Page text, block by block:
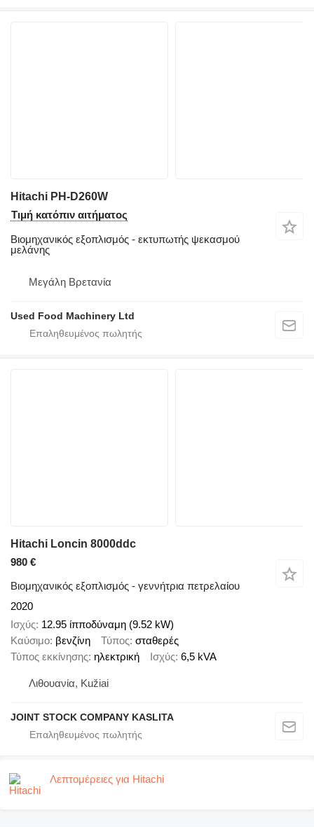
Hitachi PH-D260W
Τιμή κατόπιν αιτήματος
Βιομηχανικός εξοπλισμός - εκτυπωτής ψεκασμού
μελάνης
Μεγάλη Βρετανία
Used Food Machinery Ltd
Hitachi Loncin 8000ddc
980 €
Βιομηχανικός εξοπλισμός - γεννήτρια πετρελαίου
2020
Ισχύς 12.95 ίπποδύναμη (9.52 kW)
Καύσιμο βενζίνη Τύπος σταθερές
Τύπος εκκίνησης ηλεκτρική Ισχύς 6,5 kVA
Λιθουανία, Kužiai
JOINT STOCK COMPANY KASLITA
Λεπτομέρειες για Hitachi